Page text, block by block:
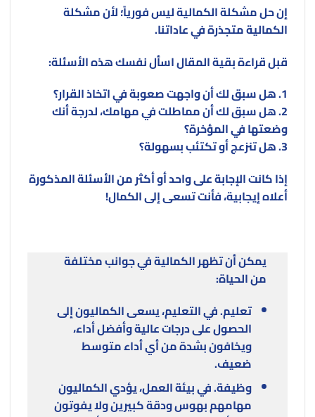
إن حل مشكلة الكمالية ليس فورياً؛ لأن مشكلة
الكمالية متجذرة في عاداتنا.
قبل قراءة بقية المقال اسأل نفسك هذه الأسئلة:
1. هل سبق لك أن واجهت صعوبة في اتخاذ القرار؟
2. هل سبق لك أن مماطلت في مهامك، لدرجة أنك
وضعتها في المؤخرة؟
3. هل تنزعج أو تكتئب بسهولة؟
إذا كانت الإجابة على واحد أو أكثر من الأسئلة المذكورة
أعلاه إيجابية، فأنت تسعى إلى الكمال!
يمكن أن تظهر الكمالية في جوانب مختلفة
من الحياة:
تعليم. في التعليم، يسعى الكماليون إلى
الحصول على درجات عالية وأفضل أداء،
ويخافون بشدة من أي أداء متوسط ​​
ضعيف.
وظيفة. في بيئة العمل، يؤدي الكماليون
مهامهم بهوس ودقة كبيرين ولا يفوتون